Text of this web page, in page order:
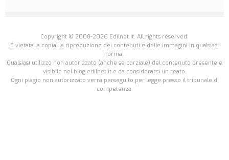
Copyright © 2008-2026 Edilnet.it. All rights reserved.
É vietata la copia, la riproduzione dei contenuti e delle immagini in qualsiasi
forma.
Qualsiasi utilizzo non autorizzato (anche se parziale) del contenuto presente e
visibile nel blog.edilnet.it è da considerarsi un reato.
Ogni plagio non autorizzato verrà perseguito per legge presso il tribunale di
competenza.